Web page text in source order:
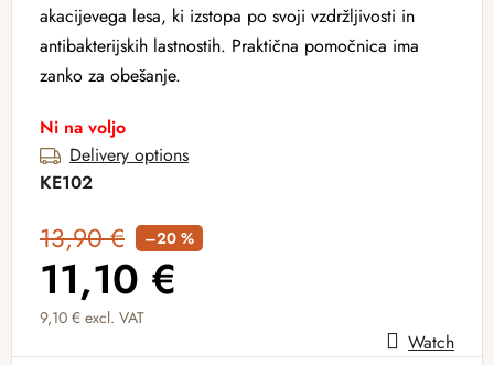
akacijevega lesa, ki izstopa po svoji vzdržljivosti in
antibakterijskih lastnostih. Praktična pomočnica ima
zanko za obešanje.
Ni na voljo
Delivery options
KE102
13,90 € –20 %
11,10 €
9,10 € excl. VAT
Measure price: Watch